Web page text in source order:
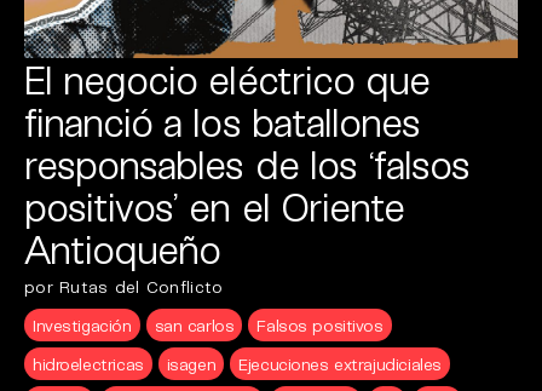
El negocio eléctrico que
financió a los batallones
responsables de los ‘falsos
positivos’ en el Oriente
Antioqueño
por Rutas del Conflicto
Investigación
san carlos
Falsos positivos
hidroelectricas
isagen
Ejecuciones extrajudiciales